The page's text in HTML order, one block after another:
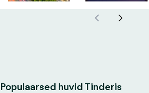
Populaarsed huvid Tinderis